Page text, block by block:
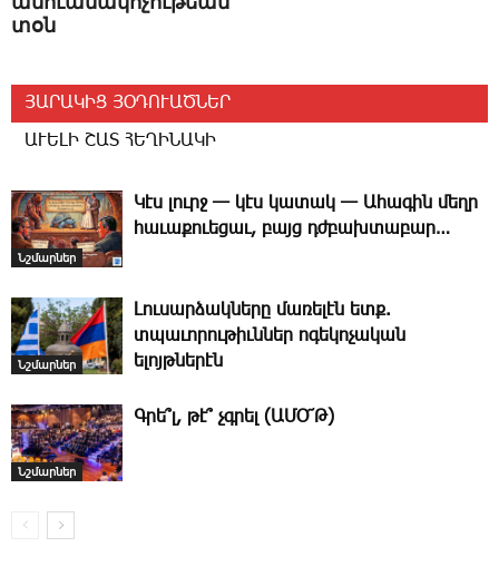
տօն
ՅԱՐԱԿԻՑ ՅՕԴՈՒԱԾՆԵՐ
ԱՒԵԼԻ ՇԱՏ ՀԵՂԻՆԱԿԻ
Նշմարներ
Կէս լուրջ — կէս կատակ — Ա­հա­գին մեղր
հա­ւա­քո­ւե­ցաւ, բայց դժբախ­տա­բար…
Նշմարներ
­Լուսարձակները մառելէն ետք.
տպաւորութիւններ ոգեկոչական
ելոյթներէն
Նշմարներ
Գ­րե՞լ, թէ՞ չգրել (ԱՄՕ՜Թ)